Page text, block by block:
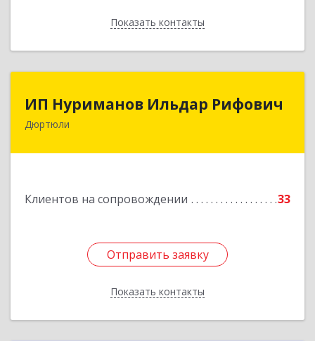
Показать контакты
Назад
ИП Нуриманов Ильдар Рифович
Дюртюли
Клиентов на сопровождении 33
Отправить заявку
Показать контакты
ИП Нуриманов Ильдар Рифович
452320, Башкортостан Респ, Дюртюли г,
Отправить заявку
Назад